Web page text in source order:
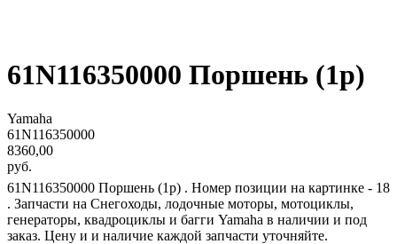
61N116350000 Поршень (1р)
Yamaha
61N116350000
8360,00
руб.
61N116350000 Поршень (1р) . Номер позиции на картинке - 18
. Запчасти на Снегоходы, лодочные моторы, мотоциклы,
генераторы, квадроциклы и багги Yamaha в наличии и под
заказ. Цену и и наличие каждой запчасти уточняйте.